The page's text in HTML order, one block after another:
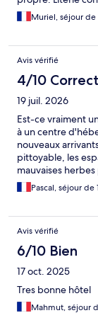
pénible. Pièce
convenir pour un
nique. Au final:
escale.
Muriel, séjour de
Avis vérifié
4/10 Correct
19 juil. 2026
Est-ce vraiment
à un centre
nouveaux
pittoyable, les
mauvaises
chambres. Ces
sont tristes à
serviette de
de réfectoires, et
points positifs est
cour de l'hôtel.
Pascal, séjour de
Avis vérifié
6/10 Bien
17 oct. 2025
Tres bonne hôtel
Mahmut, séjour